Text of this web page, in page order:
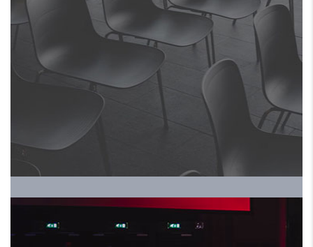
HRALS EXPO 2024 ملتقي
ومعرض الموارد البشرية
الموسم الخامس